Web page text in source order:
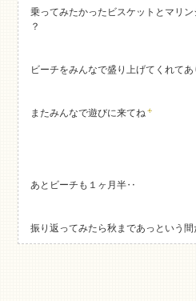
乗ってみたかったビスケットとマリ
？
ビーチをみんなで盛り上げてくれてあ
またみんなで遊びに来てね
あとビーチも１ヶ月半‥
振り返ってみたら秋まであっという間